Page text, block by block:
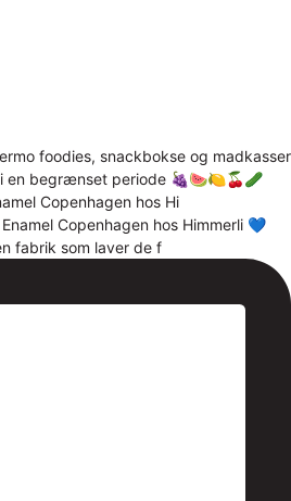
Copenhagen hos Hi
fabrik som laver de f